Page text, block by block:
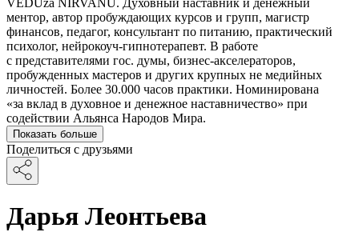
VEDUza NIRVANU. Духовный наставник и денежный
ментор, автор пробуждающих курсов и групп, магистр
финансов, педагог, консультант по питанию, практический
психолог, нейрокоуч-гипнотерапевт. В работе
с представителями гос. думы, бизнес-акселераторов,
пробужденных мастеров и других крупных не медийных
личностей. Более 30.000 часов практики. Номинирована
«за вклад в духовное и денежное наставничество» при
содействии Альянса Народов Мира.
Показать больше
Поделиться с друзьями
Дарья Леонтьева